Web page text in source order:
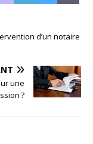
d’un notaire
une
?